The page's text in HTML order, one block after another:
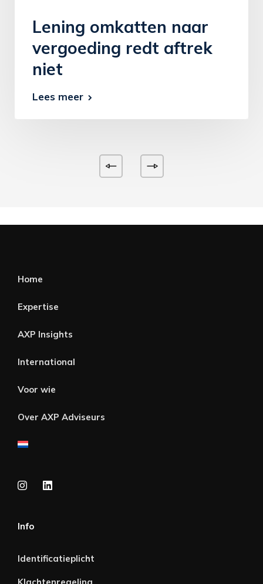
Lening omkatten naar
vergoeding redt aftrek
niet
Lees meer
Home
Expertise
AXP Insights
International
Voor wie
Over AXP Adviseurs
Info
Identificatieplicht
Klachtenregeling